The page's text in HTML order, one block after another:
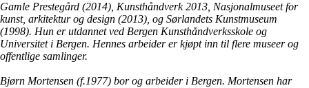
Gamle Prestegård (2014), Kunsthåndverk 2013, Nasjonalmuseet for
kunst, arkitektur og design (2013), og Sørlandets Kunstmuseum
(1998). Hun er utdannet ved Bergen Kunsthåndverksskole og
Universitet i Bergen. Hennes arbeider er kjøpt inn til flere museer og
offentlige samlinger.
Bjørn Mortensen (f.1977) bor og arbeider i Bergen. Mortensen har